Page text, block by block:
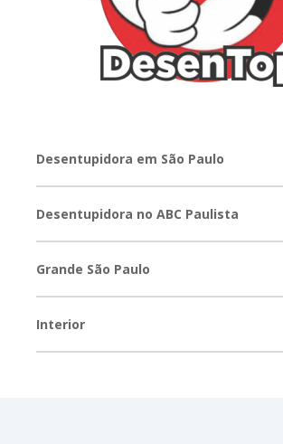
Desentupidora em São Paulo
Desentupidora no ABC Paulista
Grande São Paulo
Interior